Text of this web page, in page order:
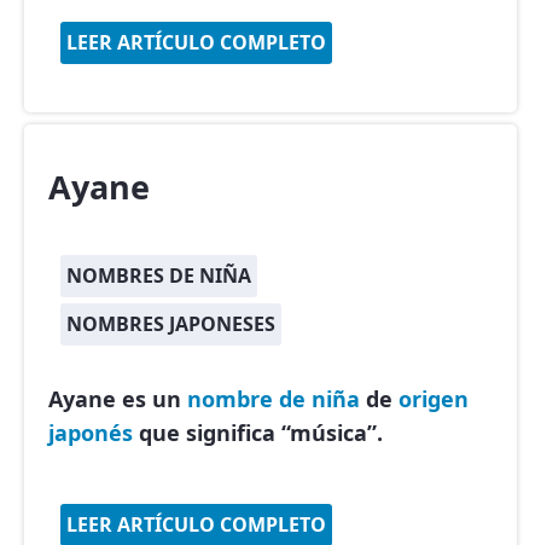
LEER ARTÍCULO COMPLETO
Ayane
NOMBRES DE NIÑA
NOMBRES JAPONESES
Ayane es un nombre de niña de origen
japonés que significa “música”.
LEER ARTÍCULO COMPLETO